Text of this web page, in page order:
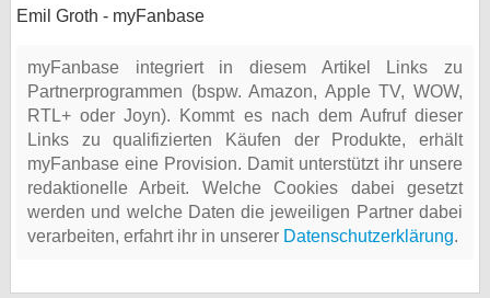
Emil Groth - myFanbase
myFanbase integriert in diesem Artikel Links zu
Partnerprogrammen (bspw. Amazon, Apple TV, WOW,
RTL+ oder Joyn). Kommt es nach dem Aufruf dieser
Links zu qualifizierten Käufen der Produkte, erhält
myFanbase eine Provision. Damit unterstützt ihr unsere
redaktionelle Arbeit. Welche Cookies dabei gesetzt
werden und welche Daten die jeweiligen Partner dabei
verarbeiten, erfahrt ihr in unserer Datenschutzerklärung.